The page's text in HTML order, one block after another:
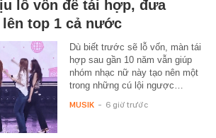
lỗ vốn để tái hợp, đưa
top 1 cả nước
Dù biết trước sẽ lỗ vốn, màn tái
hợp sau gần 10 năm vẫn giúp
nhóm nhạc nữ này tạo nên một
trong những cú lội ngược…
MUSIK - 6 giờ trước